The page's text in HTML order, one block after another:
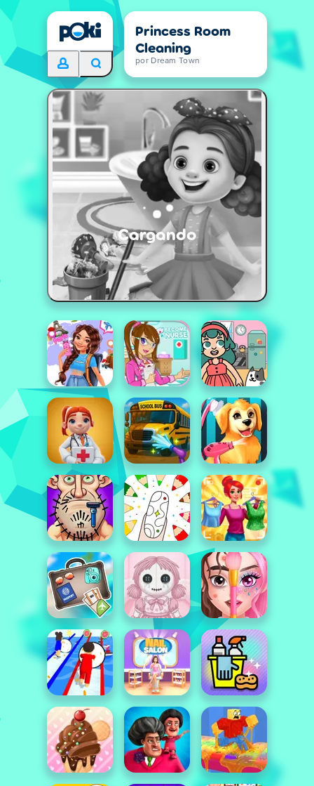
Princess Room
Cleaning
por Dream Town
Cargando